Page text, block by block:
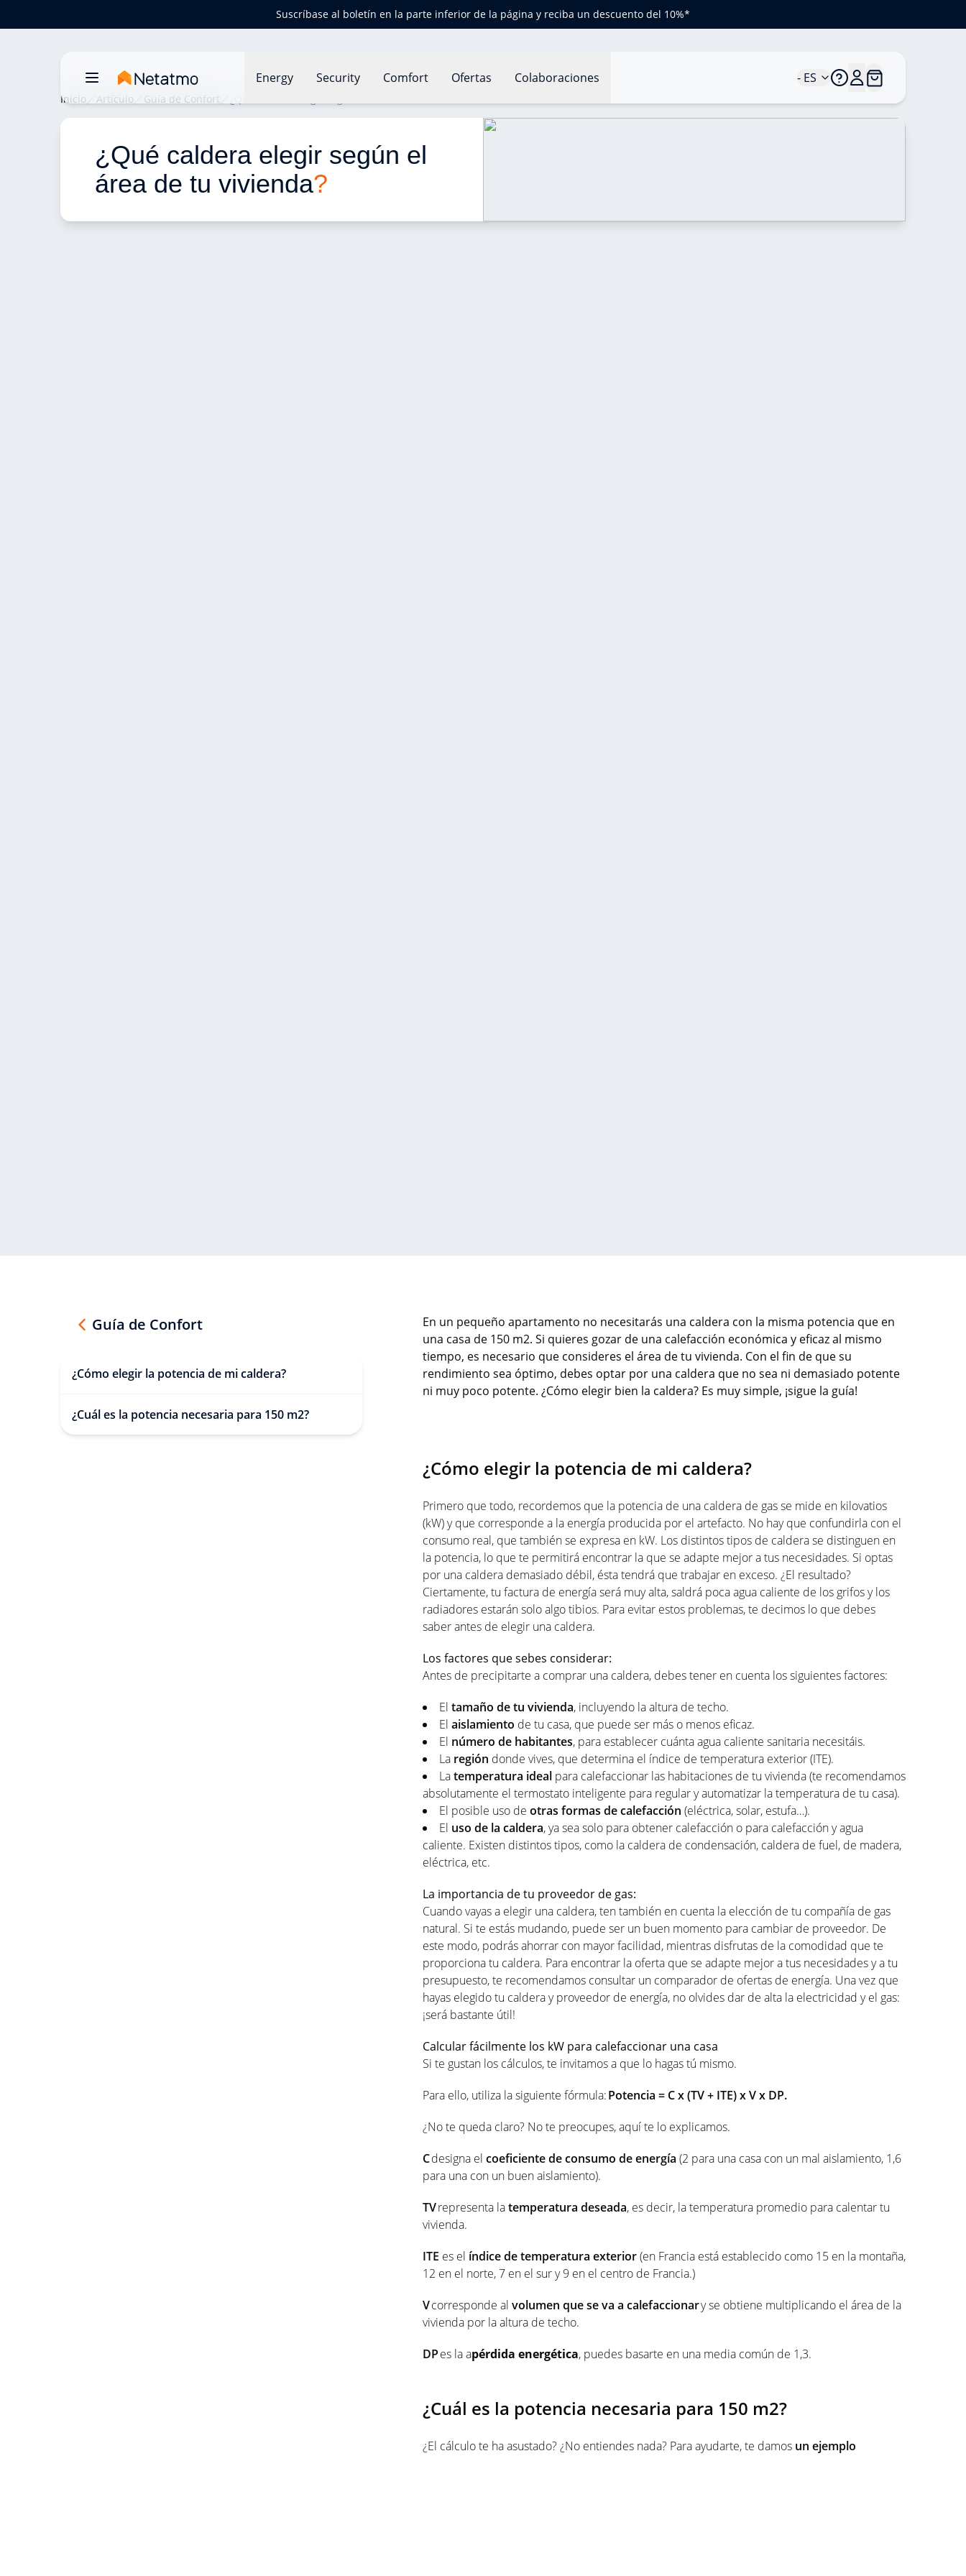
Suscríbase al boletín en la parte inferior de la página y reciba un descuento del 10%*
Energy Security Comfort Ofertas Colaboraciones - ES
Inicio Artículo Guía de Confort
¿Qué caldera elegir según el
área de tu vivienda?
Guía de Confort
¿Cómo elegir la potencia de mi caldera?
¿Cuál es la potencia necesaria para 150 m2?
En un pequeño apartamento no necesitarás una caldera con la misma potencia que en
una casa de 150 m2. Si quieres gozar de una calefacción económica y eficaz al mismo
tiempo, es necesario que consideres el área de tu vivienda. Con el fin de que su
rendimiento sea óptimo, debes optar por una caldera que no sea ni demasiado potente
ni muy poco potente. ¿Cómo elegir bien la caldera? Es muy simple, ¡sigue la guía!
¿Cómo elegir la potencia de mi caldera?
Primero que todo, recordemos que la potencia de una caldera de gas se mide en kilovatios
(kW) y que corresponde a la energía producida por el artefacto. No hay que confundirla con el
consumo real, que también se expresa en kW. Los distintos tipos de caldera se distinguen en
la potencia, lo que te permitirá encontrar la que se adapte mejor a tus necesidades. Si optas
por una caldera demasiado débil, ésta tendrá que trabajar en exceso. ¿El resultado?
Ciertamente, tu factura de energía será muy alta, saldrá poca agua caliente de los grifos y los
radiadores estarán solo algo tibios. Para evitar estos problemas, te decimos lo que debes
saber antes de elegir una caldera.
Los factores que sebes considerar:
Antes de precipitarte a comprar una caldera, debes tener en cuenta los siguientes factores:
El tamaño de tu vivienda, incluyendo la altura de techo.
El aislamiento de tu casa, que puede ser más o menos eficaz.
El número de habitantes, para establecer cuánta agua caliente sanitaria necesitáis.
La región donde vives, que determina el índice de temperatura exterior (ITE).
Latemperatura ideal para calefaccionar las habitaciones de tu vivienda (te recomendamos
absolutamente el termostato inteligente para regular y automatizar la temperatura de tu casa).
El posible uso de otras formas de calefacción (eléctrica, solar, estufa…).
El uso de la caldera, ya sea solo para obtener calefacción o para calefacción y agua
caliente. Existen distintos tipos, como la caldera de condensación, caldera de fuel, de madera,
eléctrica, etc.
La importancia de tu proveedor de gas:
Cuando vayas a elegir una caldera, ten también en cuenta la elección de tu compañía de gas
natural. Si te estás mudando, puede ser un buen momento para cambiar de proveedor. De
este modo, podrás ahorrar con mayor facilidad, mientras disfrutas de la comodidad que te
proporciona tu caldera. Para encontrar la oferta que se adapte mejor a tus necesidades y a tu
presupuesto, te recomendamos consultar un comparador de ofertas de energía. Una vez que
hayas elegido tu caldera y proveedor de energía, no olvides dar de alta la electricidad y el gas:
¡será bastante útil!
Calcular fácilmente los kW para calefaccionar una casa
Si te gustan los cálculos, te invitamos a que lo hagas tú mismo.
Para ello, utiliza la siguiente fórmula:Potencia = C x (TV + ITE) x V x DP.
¿No te queda claro? No te preocupes, aquí te lo explicamos.
Cdesigna el coeficiente de consumo de energía (2 para una casa con un mal aislamiento, 1,6
para una con un buen aislamiento).
TVrepresenta latemperatura deseada, es decir, la temperatura promedio para calentar tu
vivienda.
ITE es el índice de temperatura exterior(en Francia está establecido como 15 en la montaña,
12 en el norte, 7 en el sur y 9 en el centro de Francia.)
Vcorresponde al volumen que se va a calefaccionary se obtiene multiplicando el área de la
vivienda por la altura de techo.
DPes la apérdida energética, puedes basarte en una media común de 1,3.
¿Cuál es la potencia necesaria para 150 m2?
¿El cálculo te ha asustado? ¿No entiendes nada? Para ayudarte, te damos un ejemplo